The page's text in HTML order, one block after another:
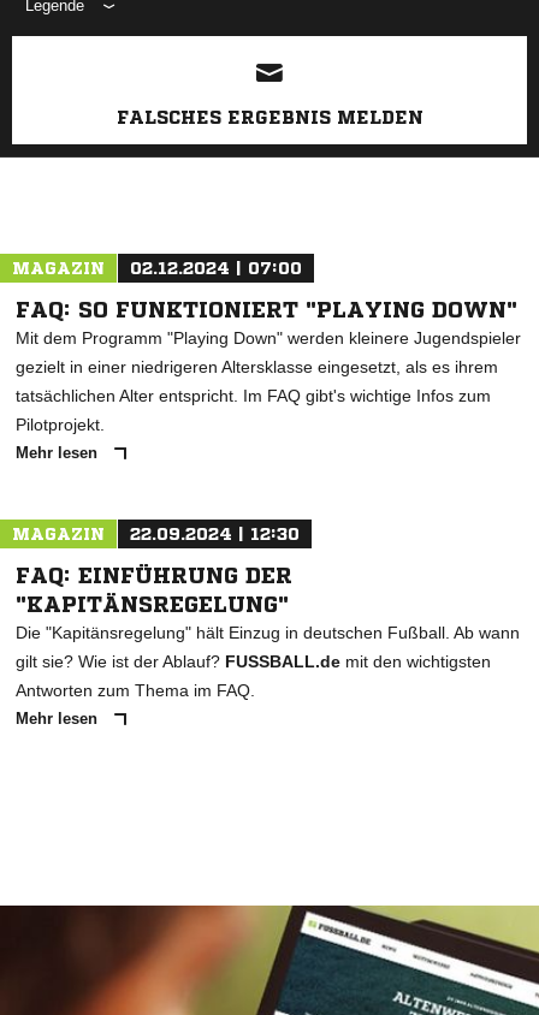
Legende
ANZEIGE
FALSCHES ERGEBNIS MELDEN
MAGAZIN 02.12.2024 | 07:00
FAQ: SO FUNKTIONIERT "PLAYING DOWN"
Mit dem Programm "Playing Down" werden kleinere Jugendspieler
gezielt in einer niedrigeren Altersklasse eingesetzt, als es ihrem
tatsächlichen Alter entspricht. Im FAQ gibt's wichtige Infos zum
Pilotprojekt.
Mehr lesen
MAGAZIN 22.09.2024 | 12:30
FAQ: EINFÜHRUNG DER
"KAPITÄNSREGELUNG"
Die "Kapitänsregelung" hält Einzug in deutschen Fußball. Ab wann
gilt sie? Wie ist der Ablauf? FUSSBALL.de mit den wichtigsten
Antworten zum Thema im FAQ.
Mehr lesen